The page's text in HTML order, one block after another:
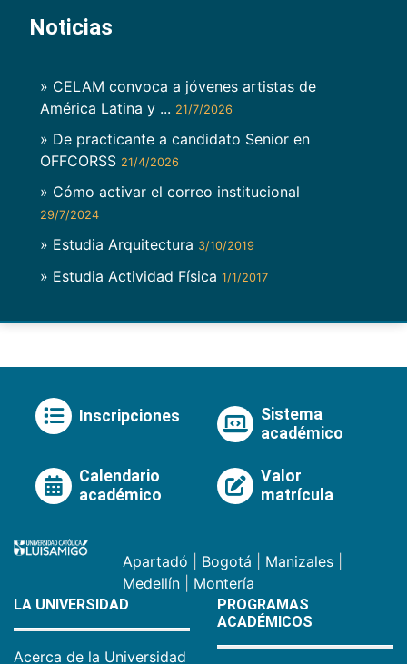
Noticias
» CELAM convoca a jóvenes artistas de
América Latina y ... 21/7/2026
» De practicante a candidato Senior en
OFFCORSS 21/4/2026
» Cómo activar el correo institucional
29/7/2024
» Estudia Arquitectura 3/10/2019
» Estudia Actividad Física 1/1/2017
Inscripciones
Sistema
académico
Calendario
académico
Valor
matrícula
Apartadó Bogotá Manizales
Medellín
Montería
LA UNIVERSIDAD
Acerca de la Universidad
PROGRAMAS
ACADÉMICOS